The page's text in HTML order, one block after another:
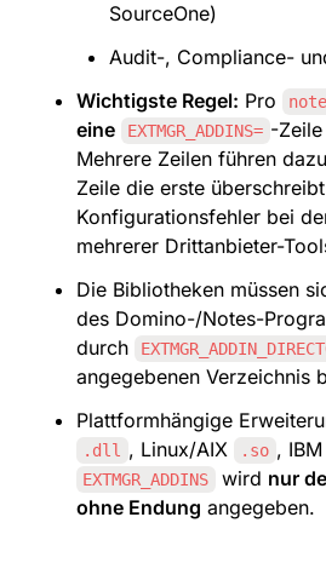
SourceOne)
Audit-, Compliance-
Wichtigste Regel: Pro
eine
EXTMGR_ADDINS= -
Mehrere Zeilen führen
Zeile die erste
Konfigurationsfehler bei
mehrerer Drittanbieter-
Die Bibliotheken müssen
des Domino-/Notes-
durch
angegebenen Verzeichnis
.dll , Linux/AIX .so ,
EXTMGR_ADDINS wird nur
ohne Endung angegeben.